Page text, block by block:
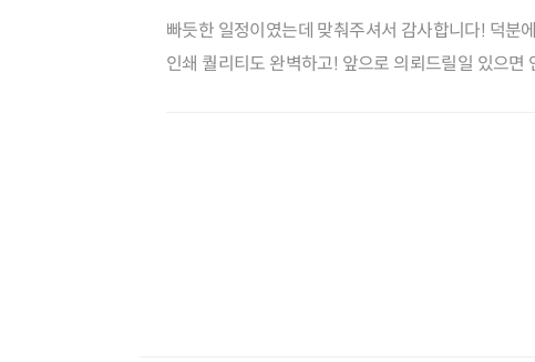
빠듯한 일정이였는데 맞춰주셔서 감사합니다! 덕분
인쇄 퀄리티도 완벽하고! 앞으로 의뢰드릴일 있으면